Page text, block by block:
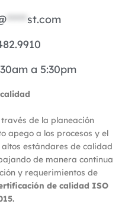
***** st.com
a 5:30pm
de la planeación
apego a los procesos y el
estándares de calidad
de manera continua
y requerimientos de
de calidad ISO